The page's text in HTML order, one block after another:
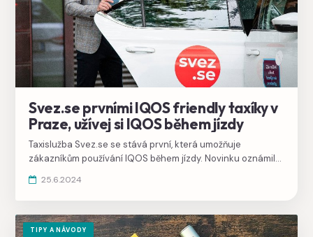
Svez.se prvními IQOS friendly taxíky v
Praze, užívej si IQOS během jízdy
Taxislužba Svez.se se stává první, která umožňuje
zákazníkům používání IQOS během jízdy. Novinku oznámila
memorandum.
25.6.2024
TIPY A NÁVODY